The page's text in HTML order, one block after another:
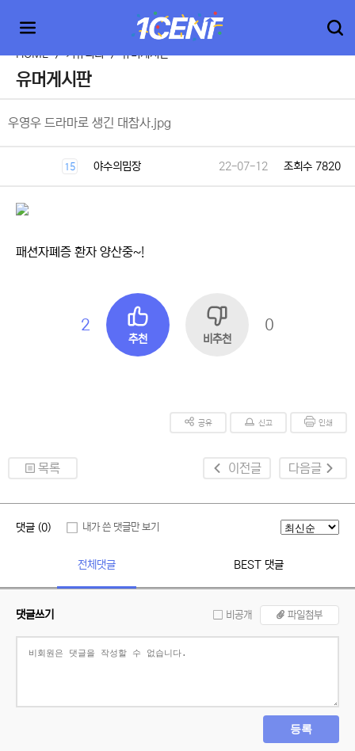
HOME > 커뮤니티 > 유머게시판
유머게시판
우영우 드라마로 생긴 대참사.jpg
15 야수의밈장 22-07-12 조회수 7820
패션자폐증 환자 양산중~!
2
추천 비추천
0
공유 신고 인쇄
목록 이전글 다음글
댓글 (0) 내가 쓴 댓글만 보기
전체댓글 BEST 댓글
댓글쓰기 비공개 파일첨부
등록